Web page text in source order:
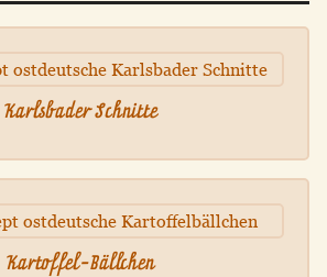
Karlsbader Schnitte
Kartoffel-Bällchen